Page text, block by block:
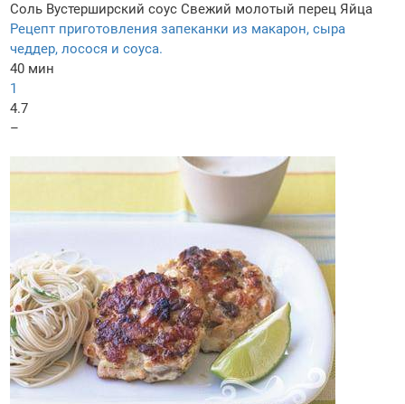
Соль Вустерширский соус Свежий молотый перец Яйца
Рецепт приготовления запеканки из макарон, сыра
чеддер, лосося и соуса.
40 мин
1
4.7
–